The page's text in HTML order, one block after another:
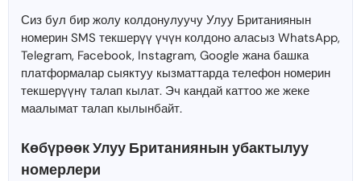
Сиз бул бир жолу колдонулуучу Улуу Британиянын
номерин SMS текшерүү үчүн колдоно аласыз WhatsApp,
Telegram, Facebook, Instagram, Google жана башка
платформалар сыяктуу кызматтарда телефон номерин
текшерүүнү талап кылат. Эч кандай каттоо же жеке
маалымат талап кылынбайт.
Көбүрөөк Улуу Британиянын убактылуу
номерлери